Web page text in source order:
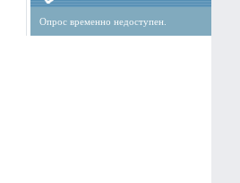
Опрос временно недоступен.